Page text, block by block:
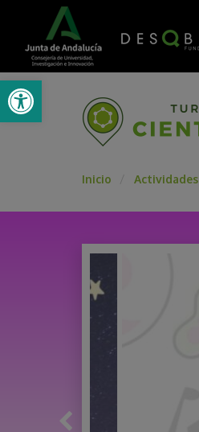
Abrir barra de herramientas
Inicio Actividades